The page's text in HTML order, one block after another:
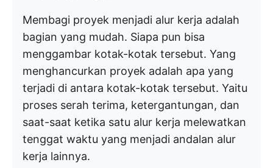
Membagi proyek menjadi alur kerja adalah
bagian yang mudah. Siapa pun bisa
menggambar kotak-kotak tersebut. Yang
menghancurkan proyek adalah apa yang
terjadi di antara kotak-kotak tersebut. Yaitu
proses serah terima, ketergantungan, dan
saat-saat ketika satu alur kerja melewatkan
tenggat waktu yang menjadi andalan alur
kerja lainnya.